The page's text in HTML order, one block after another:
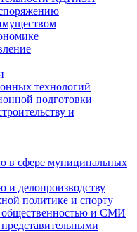
технологий
подготовки
и
в сфере муниципальных
и делопроизводству
политике и спорту
общественностью и СМИ